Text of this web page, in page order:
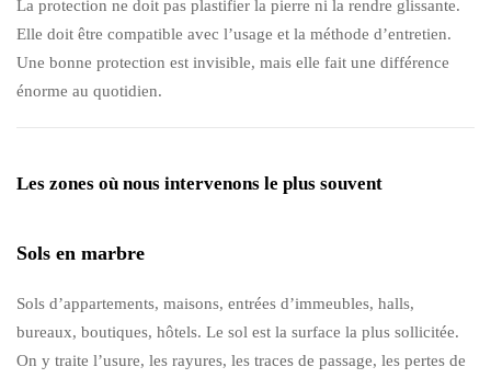
La protection ne doit pas plastifier la pierre ni la rendre glissante.
Elle doit être compatible avec l’usage et la méthode d’entretien.
Une bonne protection est invisible, mais elle fait une différence
énorme au quotidien.
Les zones où nous intervenons le plus souvent
Sols en marbre
Sols d’appartements, maisons, entrées d’immeubles, halls,
bureaux, boutiques, hôtels. Le sol est la surface la plus sollicitée.
On y traite l’usure, les rayures, les traces de passage, les pertes de